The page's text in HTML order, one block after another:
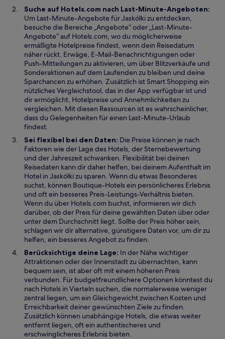
ö
f
f
n
e
t
Suche auf Hotels.com nach Last-Minute-Angeboten:
Um Last-Minute-Angebote für Jaskółki zu entdecken,
besuche die Bereiche „Angebote“ oder „Last-Minute-
Angebote“ auf Hotels.com, wo du möglicherweise
ermäßigte Hotelpreise findest, wenn dein Reisedatum
näher rückt. Erwäge, E-Mail-Benachrichtigungen oder
Push-Mitteilungen zu aktivieren, um über Blitzverkäufe und
Sonderaktionen auf dem Laufenden zu bleiben und deine
Sparchancen zu erhöhen. Zusätzlich ist Smart Shopping ein
nützliches Vergleichstool, das in der App verfügbar ist und
dir ermöglicht, Hotelpreise und Annehmlichkeiten zu
vergleichen. Mit diesen Ressourcen ist es wahrscheinlicher,
dass du Gelegenheiten für einen Last-Minute-Urlaub
findest.
Sei flexibel bei den Daten: Die Preise können je nach
Faktoren wie der Lage des Hotels, der Sternebewertung
und der Jahreszeit schwanken. Flexibilität bei deinen
Reisedaten kann dir daher helfen, bei deinem Aufenthalt im
Hotel in Jaskółki zu sparen. Wenn du etwas Besonderes
suchst, können Boutique-Hotels ein persönlicheres Erlebnis
und oft ein besseres Preis-Leistungs-Verhältnis bieten.
Wenn du über Hotels.com buchst, informieren wir dich
darüber, ob der Preis für deine gewählten Daten über oder
unter dem Durchschnitt liegt. Sollte der Preis höher sein,
schlagen wir dir alternative, günstigere Daten vor, um dir zu
helfen, ein besseres Angebot zu finden.
Berücksichtige deine Lage: In der Nähe wichtiger
Attraktionen oder der Innenstadt zu übernachten, kann
bequem sein, ist aber oft mit einem höheren Preis
verbunden. Für budgetfreundlichere Optionen könntest du
nach Hotels in Vierteln suchen, die normalerweise weniger
zentral liegen, um ein Gleichgewicht zwischen Kosten und
Erreichbarkeit deiner gewünschten Ziele zu finden.
Zusätzlich können unabhängige Hotels, die etwas weiter
entfernt liegen, oft ein authentischeres und
erschwinglicheres Erlebnis bieten.